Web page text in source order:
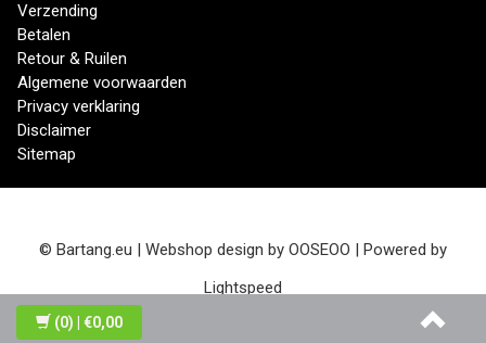
Verzending
Betalen
Retour & Ruilen
Algemene voorwaarden
Privacy verklaring
Disclaimer
Sitemap
© Bartang.eu | Webshop design by OOSEOO | Powered by
Lightspeed
(0) | €0,00